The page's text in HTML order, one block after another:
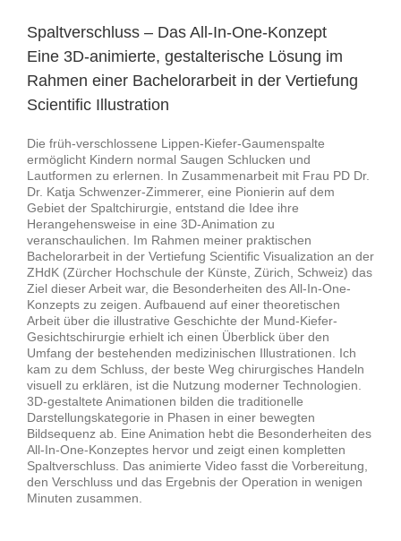
Spaltverschluss – Das All-In-One-Konzept
Eine 3D-animierte, gestalterische Lösung im
Rahmen einer Bachelorarbeit in der Vertiefung
Scientific Illustration
Die früh-verschlossene Lippen-Kiefer-Gaumenspalte
ermöglicht Kindern normal Saugen Schlucken und
Lautformen zu erlernen. In Zusammenarbeit mit Frau PD Dr.
Dr. Katja Schwenzer-Zimmerer, eine Pionierin auf dem
Gebiet der Spaltchirurgie, entstand die Idee ihre
Herangehensweise in eine 3D-Animation zu
veranschaulichen. Im Rahmen meiner praktischen
Bachelorarbeit in der Vertiefung Scientific Visualization an der
ZHdK (Zürcher Hochschule der Künste, Zürich, Schweiz) das
Ziel dieser Arbeit war, die Besonderheiten des All-In-One-
Konzepts zu zeigen. Aufbauend auf einer theoretischen
Arbeit über die illustrative Geschichte der Mund-Kiefer-
Gesichtschirurgie erhielt ich einen Überblick über den
Umfang der bestehenden medizinischen Illustrationen. Ich
kam zu dem Schluss, der beste Weg chirurgisches Handeln
visuell zu erklären, ist die Nutzung moderner Technologien.
3D-gestaltete Animationen bilden die traditionelle
Darstellungskategorie in Phasen in einer bewegten
Bildsequenz ab. Eine Animation hebt die Besonderheiten des
All-In-One-Konzeptes hervor und zeigt einen kompletten
Spaltverschluss. Das animierte Video fasst die Vorbereitung,
den Verschluss und das Ergebnis der Operation in wenigen
Minuten zusammen.